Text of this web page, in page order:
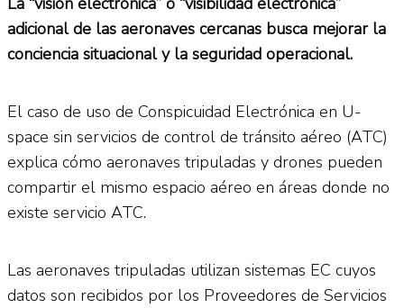
adicional de las aeronaves cercanas busca mejorar la
conciencia situacional y la seguridad operacional.
El caso de uso de Conspicuidad Electrónica en U-
space sin servicios de control de tránsito aéreo (ATC)
explica cómo aeronaves tripuladas y drones pueden
compartir el mismo espacio aéreo en áreas donde no
existe servicio ATC.
Las aeronaves tripuladas utilizan sistemas EC cuyos
datos son recibidos por los Proveedores de Servicios